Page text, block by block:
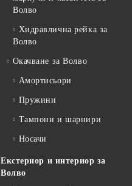
Волво
Хидравлична рейка за
Волво
Окачване за Волво
Амортисьори
Пружини
Тампони и шарнири
Носачи
Екстериор и интериор за
Волво